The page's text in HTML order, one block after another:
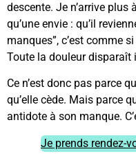
descente. Je n’arrive plus
qu’une envie : qu’il
manques”, c’est comme
Toute la douleur disparaît
Ce n’est donc pas parce
qu’elle cède. Mais parce
antidote à son manque.
Je prends rendez-